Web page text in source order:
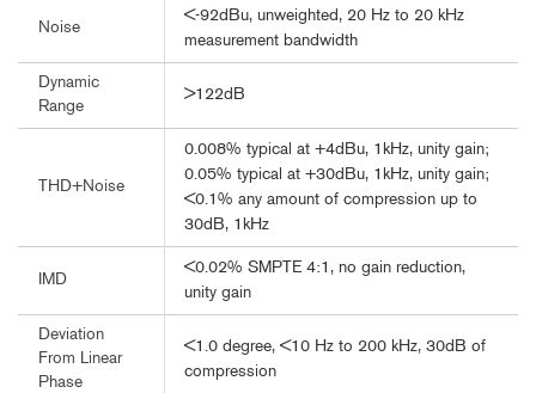
Noise
<-92dBu, unweighted, 20 Hz to 20 kHz
measurement bandwidth
Dynamic
Range
>122dB
THD+Noise
0.008% typical at +4dBu, 1kHz, unity gain;
0.05% typical at +30dBu, 1kHz, unity gain;
<0.1% any amount of compression up to
30dB, 1kHz
IMD
<0.02% SMPTE 4:1, no gain reduction,
unity gain
Deviation
From Linear
Phase
<1.0 degree, <10 Hz to 200 kHz, 30dB of
compression